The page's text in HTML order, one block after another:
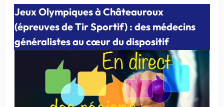
Jeux Olympiques à Châteauroux
(épreuves de Tir Sportif) : des médecins
généralistes au cœur du dispositif